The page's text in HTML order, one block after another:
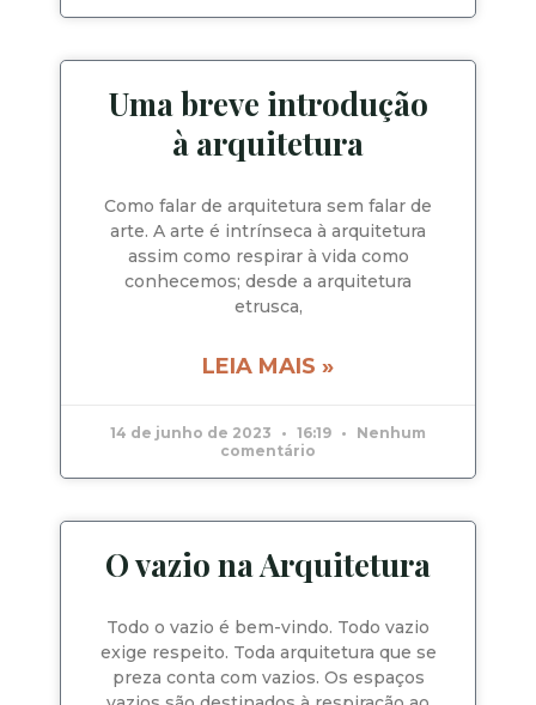
Uma breve introdução
à arquitetura
Como falar de arquitetura sem falar de
arte. A arte é intrínseca à arquitetura
assim como respirar à vida como
conhecemos; desde a arquitetura
etrusca,
LEIA MAIS »
14 de junho de 2023 16:19
Nenhum
comentário
O vazio na Arquitetura
Todo o vazio é bem-vindo. Todo vazio
exige respeito. Toda arquitetura que se
preza conta com vazios. Os espaços